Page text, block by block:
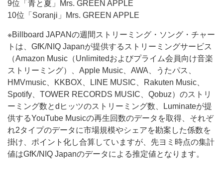
9位「青と夏」Mrs. GREEN APPLE
10位「Soranji」Mrs. GREEN APPLE
※Billboard JAPANの週間ストリーミング・ソング・チャー
トは、GfK/NIQ Japanが提供するストリーミングサービス
（Amazon Music（Unlimitedおよびプライム会員向け音楽
ストリーミング）、Apple Music、AWA、うたパス、
HMVmusic、KKBOX、LINE MUSIC、Rakuten Music、
Spotify、TOWER RECORDS MUSIC、Qobuz）のストリ
ーミング数とdヒッツのストリーミング数、Luminateが提
供するYouTube Musicの再生回数のデータを取得、それぞ
れ2タイプのデータに市場規模やシェアを勘案した係数を
掛け、ポイント化し合算していますが、先ヨミ時点の集計
値はGfK/NIQ Japanのデータによる推定値となります。